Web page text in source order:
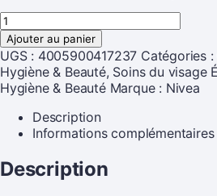
Ajouter au panier
UGS : 4005900417237 Catégories :
Hygiène & Beauté, Soins du visage
Hygiène & Beauté Marque : Nivea
Description
Informations complémentaires
Description